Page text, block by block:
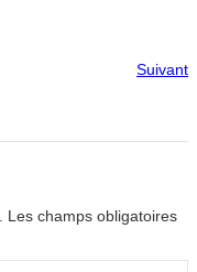
Suivant
Les champs obligatoires